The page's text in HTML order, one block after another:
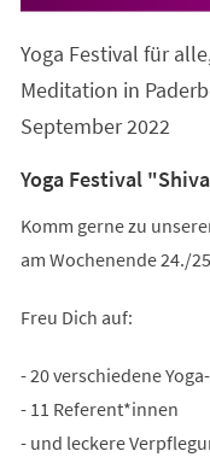
Yoga Festival für
Meditation in
September 2022
Yoga Festival
Komm gerne zu
am Wochenende 24./
Freu Dich auf:
- 20 verschiedene
- 11 Referent*innen
- und leckere